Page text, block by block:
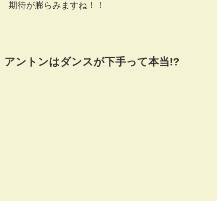
期待が膨らみますね！！
アントンはダンスが下手って本当!?